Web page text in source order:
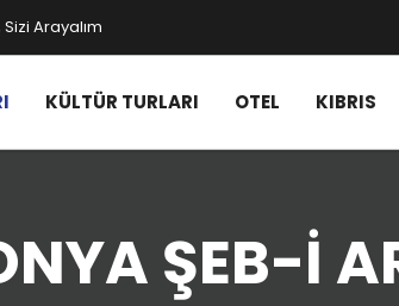
Sizi Arayalım
KÜLTÜR TURLARI OTEL KIBRIS
ŞEB-I